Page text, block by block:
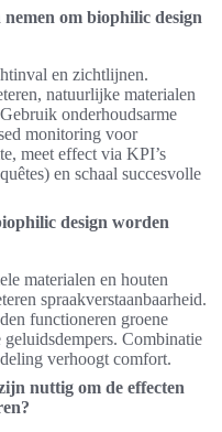
om biophilic design
en zichtlijnen.
natuurlijke materialen
onderhoudsarme
monitoring voor
meet effect via KPI’s
en schaal succesvolle
design worden
materialen en houten
spraakverstaanbaarheid.
functioneren groene
Combinatie
verhoogt comfort.
nuttig om de effecten